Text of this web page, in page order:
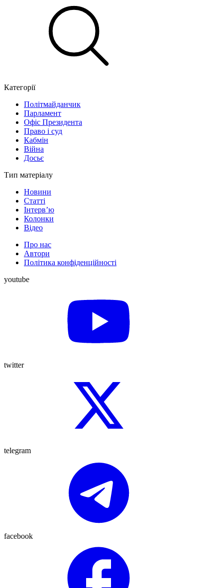
Категорії
Політмайданчик
Парламент
Офіс Президента
Право і суд
Кабмін
Війна
Досьє
Тип матеріалу
Новини
Статті
Інтерв’ю
Колонки
Відео
Про нас
Автори
Політика конфіденційності
youtube
twitter
telegram
facebook